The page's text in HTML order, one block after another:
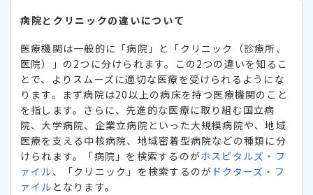
病院とクリニックの違いについて
医療機関は一般的に「病院」と「クリニック（診療所、
医院）」の2つに分けられます。この2つの違いを知るこ
とで、よりスムーズに適切な医療を受けられるようにな
ります。まず病院は20以上の病床を持つ医療機関のこと
を指します。さらに、先進的な医療に取り組む国立病
院、大学病院、企業立病院といった大規模病院や、地域
医療を支える中核病院、地域密着型病院などの種類に分
けられます。「病院」を検索するのがホスピタルズ・フ
ァイル、「クリニック」を検索するのが ドクターズ・フ
ァイル となります。